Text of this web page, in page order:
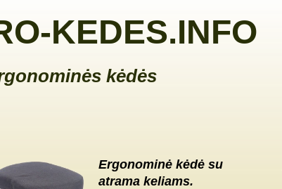
KEDES.INFO
kėdės
Ergonominė kėdė su
atrama keliams.